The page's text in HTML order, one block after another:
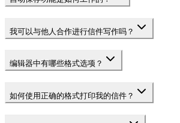
我可以与他人合作进行信件写作吗？
编辑器中有哪些格式选项？
如何使用正确的格式打印我的信件？